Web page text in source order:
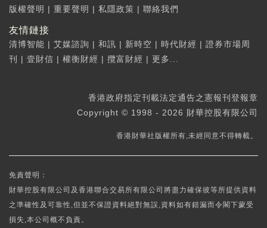
版權聲明 | 重要聲明 | 私隱政策 | 聯絡我們
友情鏈接
清博智能 | 艾媒諮詢 | 和訊 | 新時空 | 時代財經 | 證券市場周
刊
| 壹財信 | 權衡財經 | 攬富財經 | 更多...
香港政府指定刊載法定通告之憲報刊登報章
Copyright © 1998 - 2026 財華控股有限公司
香港財華社版權所有,未經同意不得轉載。
免責聲明：
財華控股有限公司及香港聯合交易所有限公司將盡力確保彼等所提供資料
之準確性及可靠性,但並不保證資料絕對無誤,資料如有錯漏而令閣下蒙受
損失,本公司概不負責。